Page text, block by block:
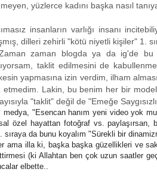
yüzlerce kadını başka nasıl
insanların varlığı insanı
dilleri zehirli "kötü niyetli kişiler" 1.
zaman blogda ya da ig'de
taklit edilmesini de
yapmasına izin verdim, ilham
Lakin, bu benim her bir
"taklit" değil de "Emeğe
"Esencan hanım yeni video yok
özel hayattan fotoğraf vs.
da bunu koyalım "Sürekli bir
ama illa ki, başka başka güzellikleri ve
(ki Allahtan ben çok uzun saatler
elbette..